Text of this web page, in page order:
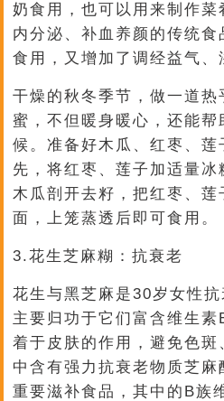
奶食用，也可以用来制作
内分泌、补血养颜的传统
食用，又增加了调经益气、
干燥的秋冬季节，做一道热
蜜，不但暖身暖心，还能
候。准备好木瓜、红枣、
先，将红枣、莲子加适量
木瓜剖开去籽，把红枣、莲
面，上笼蒸透后即可食用。
3.花生芝麻糊：抗衰老
花生与黑芝麻是30岁女性
主要归功于它们富含维生
着于皮肤的作用，避免色
中含有强力抗衰老物质芝
重要滋补食品，其中的B族